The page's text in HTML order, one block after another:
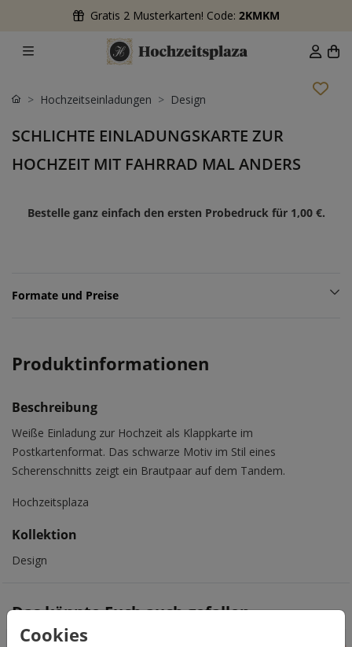
Gratis 2 Musterkarten! Code: 2KMKM
Cookies
Hochzeitseinladungen Design
SCHLICHTE EINLADUNGSKARTE ZUR
HOCHZEIT MIT FAHRRAD MAL ANDERS
Bestelle ganz einfach den ersten Probedruck für 1,00 €.
Formate und Preise
Produktinformationen
Beschreibung
Weiße Einladung zur Hochzeit als Klappkarte im
Postkartenformat. Das schwarze Motiv im Stil eines
Scherenschnitts zeigt ein Brautpaar auf dem Tandem.
Hochzeitsplaza
Kollektion
Design
Das könnte Euch auch gefallen